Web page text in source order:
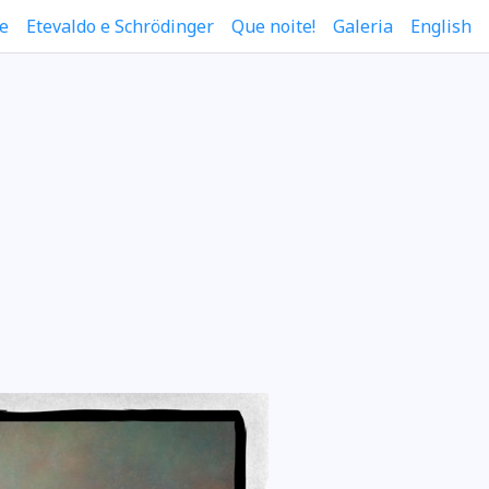
Etevaldo e Schrödinger Que noite! Galeria English